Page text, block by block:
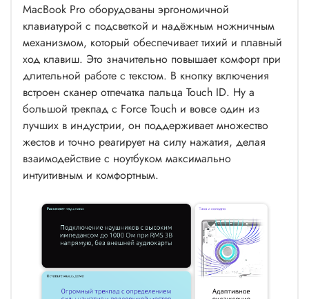
MacBook Pro оборудованы эргономичной
клавиатурой с подсветкой и надёжным ножничным
механизмом, который обеспечивает тихий и плавный
ход клавиш. Это значительно повышает комфорт при
длительной работе с текстом. В кнопку включения
встроен сканер отпечатка пальца Touch ID. Ну а
большой трекпад с Force Touch и вовсе один из
лучших в индустрии, он поддерживает множество
жестов и точно реагирует на силу нажатия, делая
взаимодействие с ноутбуком максимально
интуитивным и комфортным.